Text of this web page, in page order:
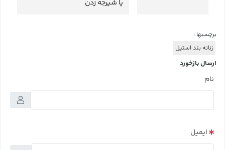
یا شیرجه زدن
برچسبها :
زنانه بند استیل
ارسال بازخورد
نام
ایمیل